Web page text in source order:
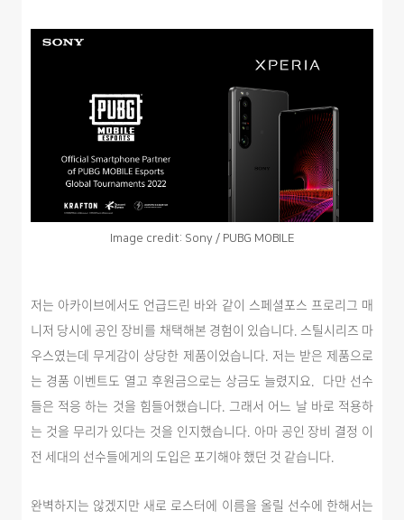
Image credit: Sony / PUBG MOBILE
저는 아카이브에서도 언급드린 바와 같이 스페셜포스 프로리그 매
니저 당시에 공인 장비를 채택해본 경험이 있습니다. 스틸시리즈 마
우스였는데 무게감이 상당한 제품이었습니다. 저는 받은 제품으로
는 경품 이벤트도 열고 후원금으로는 상금도 늘렸지요. 다만 선수
들은 적응 하는 것을 힘들어했습니다. 그래서 어느 날 바로 적용하
는 것을 무리가 있다는 것을 인지했습니다. 아마 공인 장비 결정 이
전 세대의 선수들에게의 도입은 포기해야 했던 것 같습니다.
완벽하지는 않겠지만 새로 로스터에 이름을 올릴 선수에 한해서는